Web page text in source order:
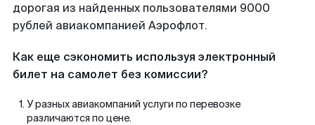
дорогая из найденных пользователями 9000
рублей авиакомпанией Аэрофлот.
Как еще сэкономить используя электронный
билет на самолет без комиссии?
У разных авиакомпаний услуги по перевозке
различаются по цене.